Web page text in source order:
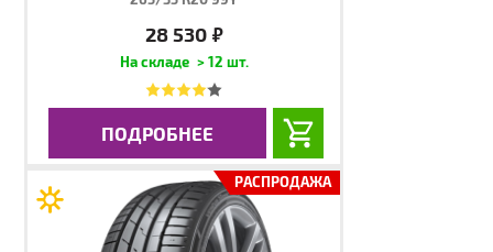
28 530 руб.
> 12 шт.
ПОДРОБНЕЕ
РАСПРОДАЖА